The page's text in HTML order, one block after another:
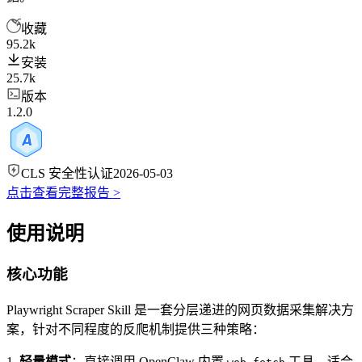
收藏
95.2k
安装
25.7k
版本
1.2.0
CLS 安全性认证2026-05-03
点击查看完整报告 >
使用说明
核心功能
Playwright Scraper Skill 是一套分层递进的网页数据采集解决方
案，针对不同程度的反爬机制提供三种策略：